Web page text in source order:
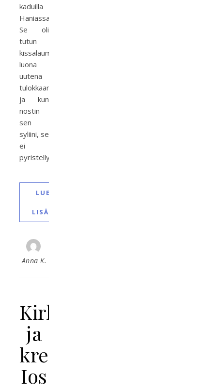
kaduilla
Haniassa.
Se oli
tutun
kissalauman
luona
uutena
tulokkaana
ja kun
nostin
sen
syliini, se
ei
pyristellyt…
LUE
LISÄÄ
Anna K.
Kirkkojen
ja
kreisibileiden
Ios